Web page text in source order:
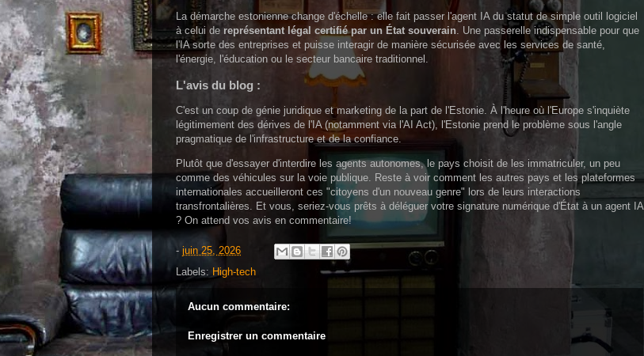
La démarche estonienne change d'échelle : elle fait passer l'agent IA du statut de simple outil logiciel
à celui dereprésentant légal certifié par un État souverain. Une passerelle indispensable pour que
l'IA sorte des entreprises et puisse interagir de manière sécurisée avec les services de santé,
l'énergie, l'éducation ou le secteur bancaire traditionnel.
L'avis du blog :
C'est un coup de génie juridique et marketing de la part de l'Estonie. À l'heure où l'Europe s'inquiète
légitimement des dérives de l'IA (notamment via l'AI Act), l'Estonie prend le problème sous l'angle
pragmatique de l'infrastructure et de la confiance.
Plutôt que d'essayer d'interdire les agents autonomes, le pays choisit de les immatriculer, un peu
comme des véhicules sur la voie publique. Reste à voir comment les autres pays et les plateformes
internationales accueilleront ces "citoyens d'un nouveau genre" lors de leurs interactions
transfrontalières. Et vous, seriez-vous prêts à déléguer votre signature numérique d'État à un agent IA
? On attend vos avis en commentaire!
- juin 25, 2026
Labels: High-tech
Aucun commentaire:
Enregistrer un commentaire